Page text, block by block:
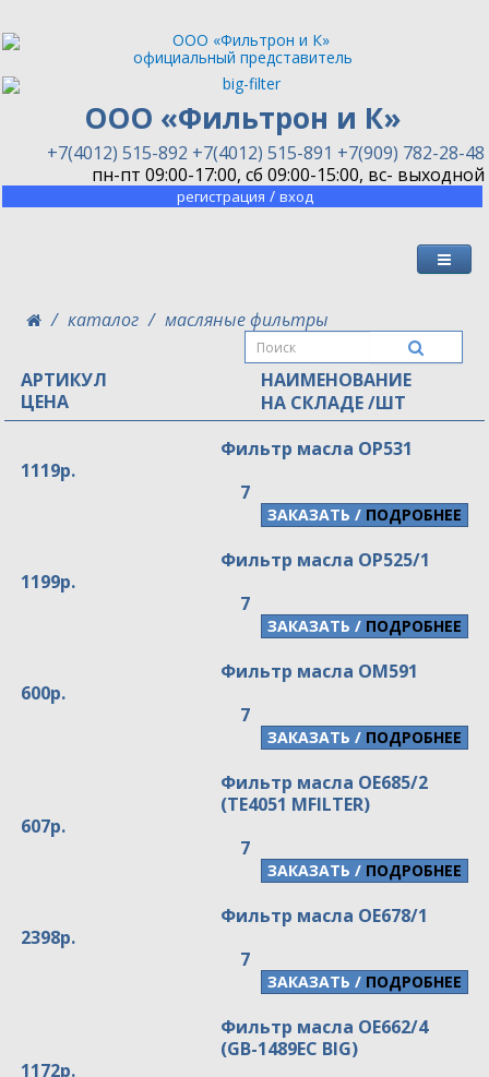
официальный представитель
ООО «Фильтрон и К»
+7(4012) 515-892 +7(4012) 515-891 +7(909) 782-28-48
пн-пт 09:00-17:00, сб 09:00-15:00, вс- выходной
регистрация / вход
каталог масляные фильтры
АРТИКУЛ
НАИМЕНОВАНИЕ
ЦЕНА
НА СКЛАДЕ /ШТ
Фильтр масла OP531
1119р.
7
/ ПОДРОБНЕЕ
Фильтр масла OP525/1
1199р.
7
/ ПОДРОБНЕЕ
Фильтр масла OM591
600р.
7
/ ПОДРОБНЕЕ
Фильтр масла OE685/2
(TE4051 MFILTER)
607р.
7
/ ПОДРОБНЕЕ
Фильтр масла OE678/1
2398р.
7
/ ПОДРОБНЕЕ
Фильтр масла OE662/4
(GB-1489EC BIG)
1172р.